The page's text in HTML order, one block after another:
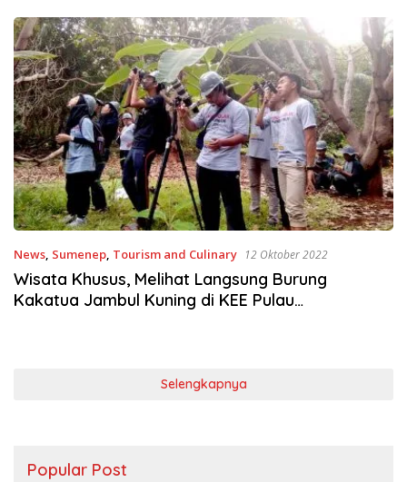
News, Sumenep, Tourism and Culinary 12 Oktober 2022
Wisata Khusus, Melihat Langsung Burung
Kakatua Jambul Kuning di KEE Pulau
Selengkapnya
Popular Post